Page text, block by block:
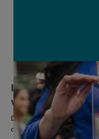
Internationale
vrouwen die
De Women in Ag Awards
de prestaties van vrouwen